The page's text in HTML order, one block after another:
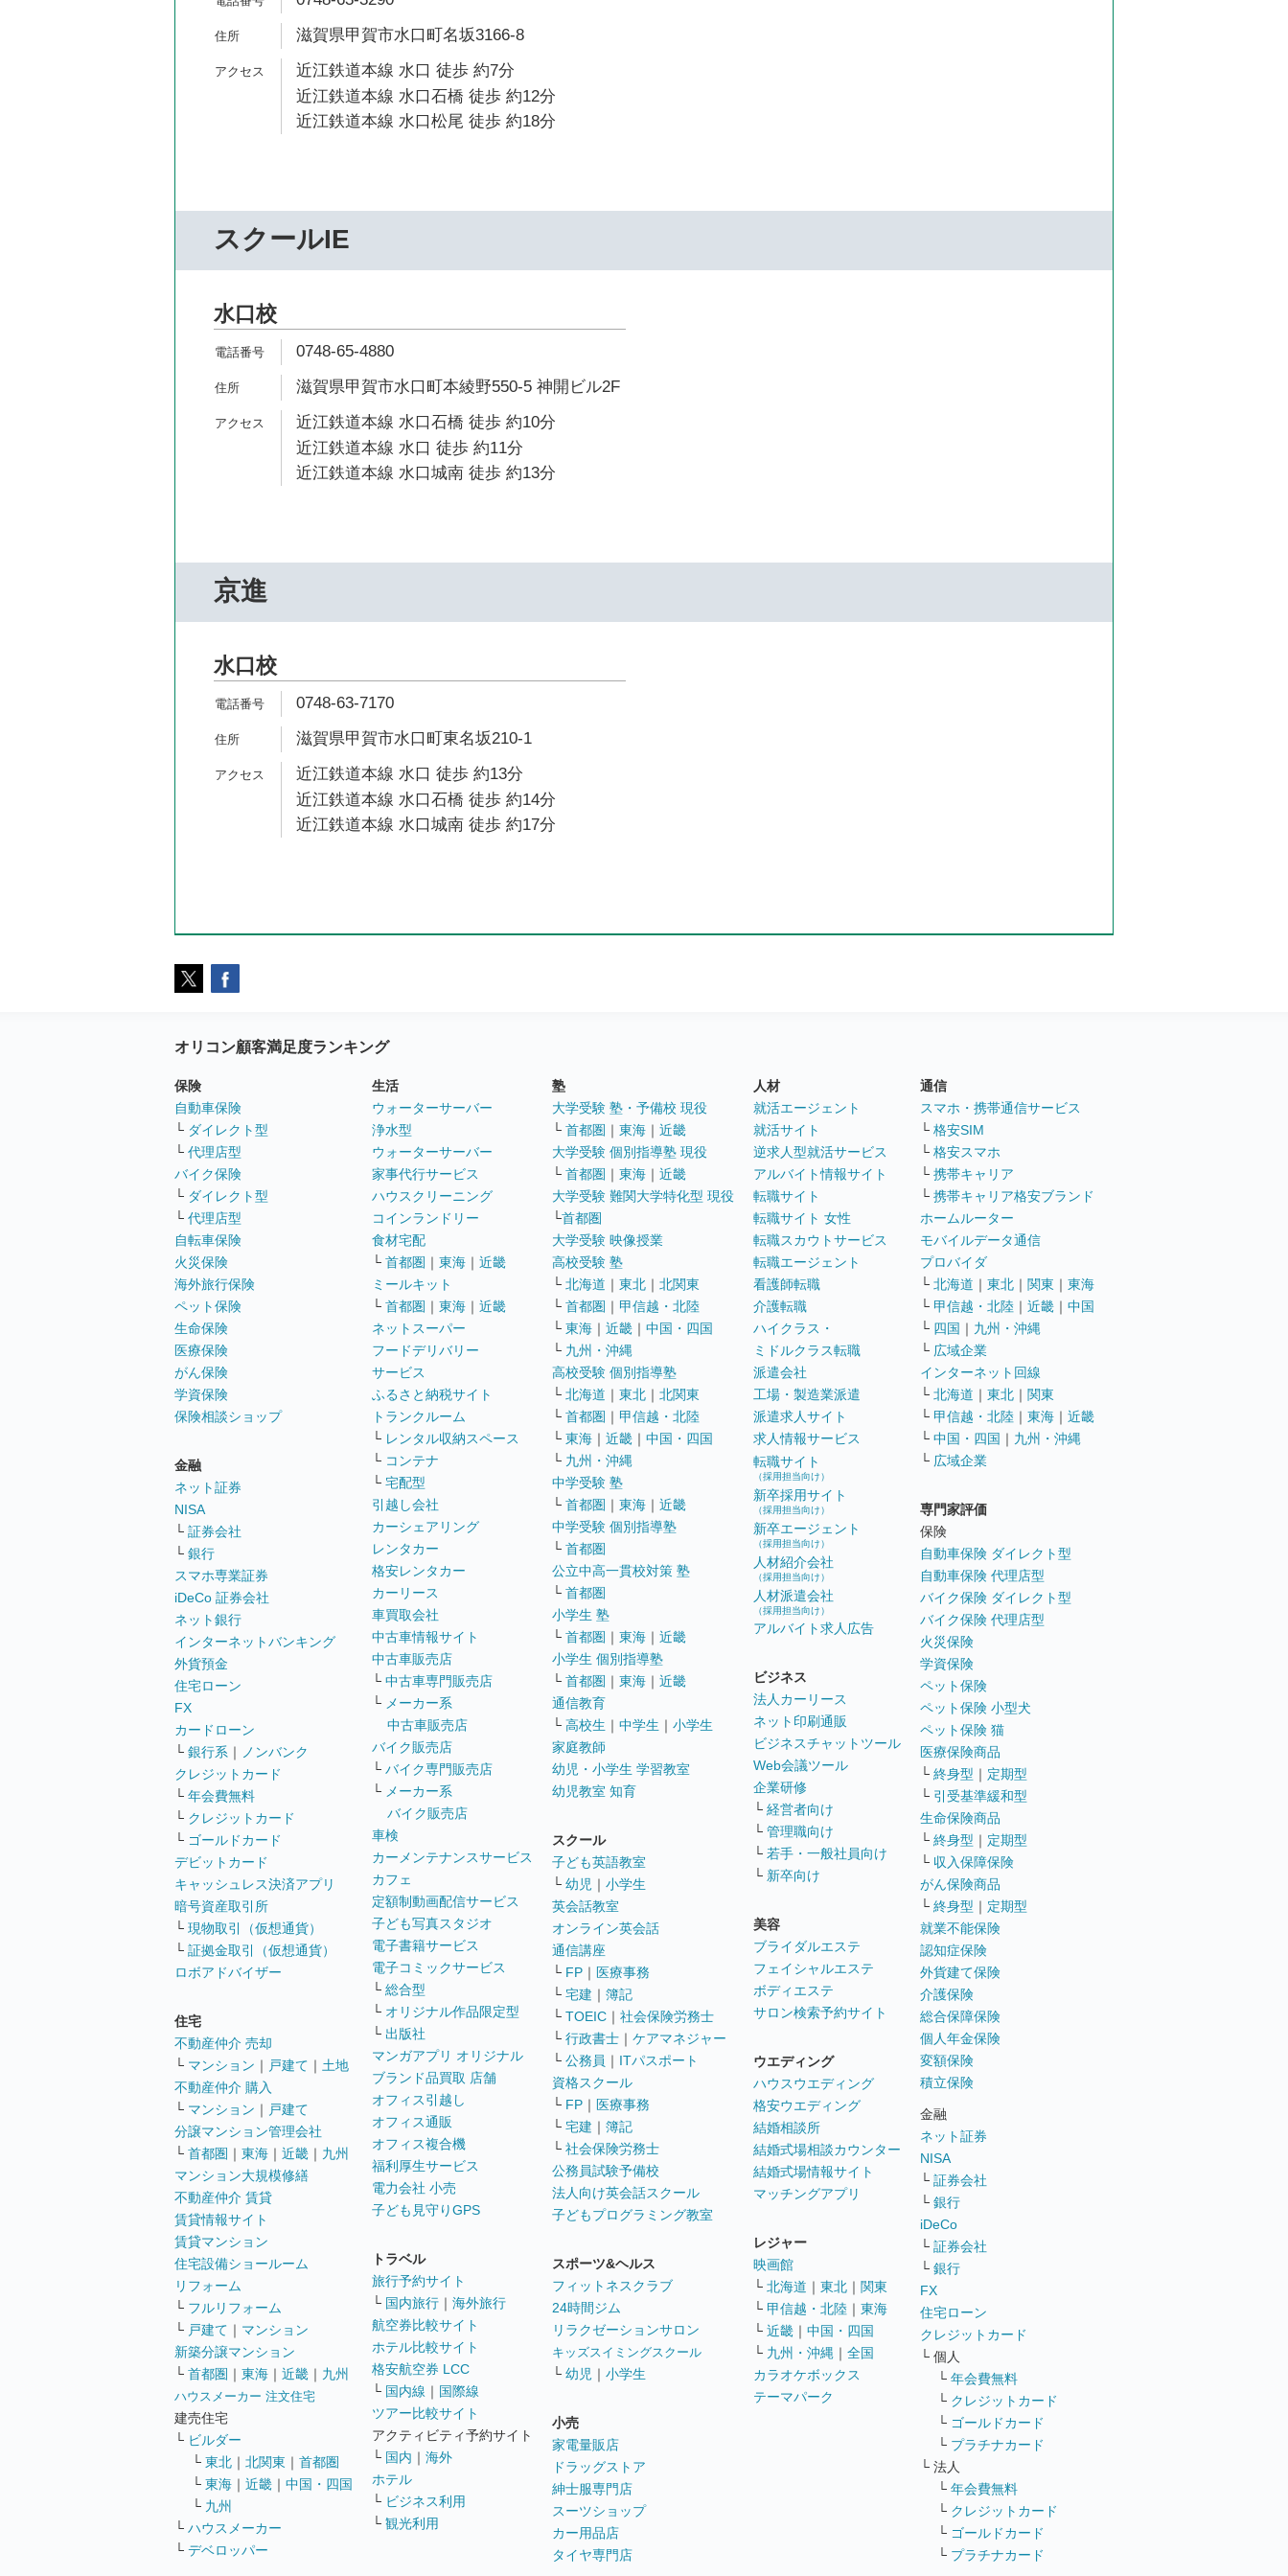
滋賀県甲賀市水口町名坂3166-8
近江鉄道本線 水口 徒歩 約7分
近江鉄道本線 水口石橋 徒歩 約12分
近江鉄道本線 水口松尾 徒歩 約18分
スクールIE
水口校
0748-65-4880
滋賀県甲賀市水口町本綾野550-5 神開ビル2F
近江鉄道本線 水口石橋 徒歩 約10分
近江鉄道本線 水口 徒歩 約11分
近江鉄道本線 水口城南 徒歩 約13分
京進
水口校
0748-63-7170
滋賀県甲賀市水口町東名坂210-1
近江鉄道本線 水口 徒歩 約13分
近江鉄道本線 水口石橋 徒歩 約14分
近江鉄道本線 水口城南 徒歩 約17分
オリコン顧客満足度ランキング
保険
自動車保険
└ ダイレクト型
└ 代理店型
バイク保険
└ ダイレクト型
└ 代理店型
自転車保険
火災保険
海外旅行保険
ペット保険
生命保険
医療保険
がん保険
学資保険
保険相談ショップ
金融
ネット証券
NISA
└ 証券会社
└ 銀行
スマホ専業証券
iDeCo 証券会社
ネット銀行
インターネットバンキング
外貨預金
住宅ローン
FX
カードローン
└ 銀行系 ｜
ノンバンク
クレジットカード
└ 年会費無料
└ クレジットカード
└ ゴールドカード
デビットカード
キャッシュレス決済アプリ
暗号資産取引所
└ 現物取引（仮想通貨）
└ 証拠金取引（仮想通貨）
ロボアドバイザー
住宅
不動産仲介 売却
└ マンション ｜ 戸建て ｜ 土地
不動産仲介 購入
└ マンション ｜ 戸建て
分譲マンション管理会社
└ 首都圏 ｜ 東海 ｜ 近畿 ｜ 九州
マンション大規模修繕
不動産仲介 賃貸
賃貸情報サイト
賃貸マンション
住宅設備ショールーム
リフォーム
└ フルリフォーム
└ 戸建て ｜ マンション
新築分譲マンション
└ 首都圏 ｜ 東海 ｜ 近畿 ｜ 九州
ハウスメーカー 注文住宅
建売住宅
└ ビルダー
└ 東北 ｜ 北関東 ｜ 首都圏
└ 東海 ｜ 近畿 ｜ 中国・四国
└ 九州
└ ハウスメーカー
└ デベロッパー
生活
ウォーターサーバー
浄水型
ウォーターサーバー
家事代行サービス
ハウスクリーニング
コインランドリー
食材宅配
└ 首都圏 ｜ 東海 ｜ 近畿
ミールキット
└ 首都圏 ｜ 東海 ｜ 近畿
ネットスーパー
フードデリバリー
サービス
ふるさと納税サイト
トランクルーム
└ レンタル収納スペース
└ コンテナ
└ 宅配型
引越し会社
カーシェアリング
レンタカー
格安レンタカー
カーリース
車買取会社
中古車情報サイト
中古車販売店
└ 中古車専門販売店
└ メーカー系
中古車販売店
バイク販売店
└ バイク専門販売店
└ メーカー系
バイク販売店
車検
カーメンテナンスサービス
カフェ
定額制動画配信サービス
子ども写真スタジオ
電子書籍サービス
電子コミックサービス
└ 総合型
└ オリジナル作品限定型
└ 出版社
マンガアプリ オリジナル
ブランド品買取 店舗
オフィス引越し
オフィス通販
オフィス複合機
福利厚生サービス
電力会社 小売
子ども見守りGPS
トラベル
旅行予約サイト
└ 国内旅行 ｜ 海外旅行
航空券比較サイト
ホテル比較サイト
格安航空券 LCC
└ 国内線 ｜ 国際線
ツアー比較サイト
アクティビティ予約サイト
└ 国内 ｜ 海外
ホテル
└ ビジネス利用
└ 観光利用
塾
大学受験 塾・予備校 現役
└ 首都圏 ｜ 東海 ｜ 近畿
大学受験 個別指導塾 現役
└ 首都圏 ｜ 東海 ｜ 近畿
大学受験 難関大学特化型 現役
└首都圏
大学受験 映像授業
高校受験 塾
└ 北海道 ｜ 東北 ｜ 北関東
└ 首都圏 ｜ 甲信越・北陸
└ 東海 ｜ 近畿 ｜ 中国・四国
└ 九州・沖縄
高校受験 個別指導塾
└ 北海道 ｜ 東北 ｜ 北関東
└ 首都圏 ｜ 甲信越・北陸
└ 東海 ｜ 近畿 ｜ 中国・四国
└ 九州・沖縄
中学受験 塾
└ 首都圏 ｜ 東海 ｜ 近畿
中学受験 個別指導塾
└ 首都圏
公立中高一貫校対策 塾
└ 首都圏
小学生 塾
└ 首都圏 ｜ 東海 ｜ 近畿
小学生 個別指導塾
└ 首都圏 ｜ 東海 ｜ 近畿
通信教育
└ 高校生 ｜ 中学生 ｜ 小学生
家庭教師
幼児・小学生 学習教室
幼児教室 知育
スクール
子ども英語教室
└ 幼児 ｜ 小学生
英会話教室
オンライン英会話
通信講座
└ FP ｜ 医療事務
└ 宅建 ｜ 簿記
└ TOEIC ｜ 社会保険労務士
└ 行政書士 ｜ ケアマネジャー
└ 公務員 ｜ ITパスポート
資格スクール
└ FP ｜ 医療事務
└ 宅建 ｜ 簿記
└ 社会保険労務士
公務員試験予備校
法人向け英会話スクール
子どもプログラミング教室
スポーツ&ヘルス
フィットネスクラブ
24時間ジム
リラクゼーションサロン
キッズスイミングスクール
└ 幼児 ｜ 小学生
小売
家電量販店
ドラッグストア
紳士服専門店
スーツショップ
カー用品店
タイヤ専門店
人材
就活エージェント
就活サイト
逆求人型就活サービス
アルバイト情報サイト
転職サイト
転職サイト 女性
転職スカウトサービス
転職エージェント
看護師転職
介護転職
ハイクラス・
ミドルクラス転職
派遣会社
工場・製造業派遣
派遣求人サイト
求人情報サービス
転職サイト
（採用担当向け）
新卒採用サイト
（採用担当向け）
新卒エージェント
（採用担当向け）
人材紹介会社
（採用担当向け）
人材派遣会社
（採用担当向け）
アルバイト求人広告
ビジネス
法人カーリース
ネット印刷通販
ビジネスチャットツール
Web会議ツール
企業研修
└ 経営者向け
└ 管理職向け
└ 若手・一般社員向け
└ 新卒向け
美容
ブライダルエステ
フェイシャルエステ
ボディエステ
サロン検索予約サイト
ウエディング
ハウスウエディング
格安ウエディング
結婚相談所
結婚式場相談カウンター
結婚式場情報サイト
マッチングアプリ
レジャー
映画館
└ 北海道 ｜ 東北 ｜ 関東
└ 甲信越・北陸 ｜ 東海
└ 近畿 ｜ 中国・四国
└ 九州・沖縄 ｜ 全国
カラオケボックス
テーマパーク
通信
スマホ・携帯通信サービス
└ 格安SIM
└ 格安スマホ
└ 携帯キャリア
└ 携帯キャリア格安ブランド
ホームルーター
モバイルデータ通信
プロバイダ
└ 北海道 ｜ 東北 ｜ 関東 ｜ 東海
└ 甲信越・北陸 ｜ 近畿 ｜ 中国
└ 四国 ｜ 九州・沖縄
└ 広域企業
インターネット回線
└ 北海道 ｜ 東北 ｜ 関東
└ 甲信越・北陸 ｜ 東海 ｜ 近畿
└ 中国・四国 ｜ 九州・沖縄
└ 広域企業
専門家評価
保険
自動車保険 ダイレクト型
自動車保険 代理店型
バイク保険 ダイレクト型
バイク保険 代理店型
火災保険
学資保険
ペット保険
ペット保険 小型犬
ペット保険 猫
医療保険商品
└ 終身型 ｜ 定期型
└ 引受基準緩和型
生命保険商品
└ 終身型 ｜ 定期型
└ 収入保障保険
がん保険商品
└ 終身型 ｜ 定期型
就業不能保険
認知症保険
外貨建て保険
介護保険
総合保障保険
個人年金保険
変額保険
積立保険
金融
ネット証券
NISA
└ 証券会社
└ 銀行
iDeCo
└ 証券会社
└ 銀行
FX
住宅ローン
クレジットカード
└ 個人
└ 年会費無料
└ クレジットカード
└ ゴールドカード
└ プラチナカード
└ 法人
└ 年会費無料
└ クレジットカード
└ ゴールドカード
└ プラチナカード